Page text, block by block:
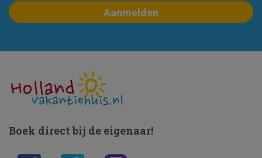
Boek direct bij de eigenaar!